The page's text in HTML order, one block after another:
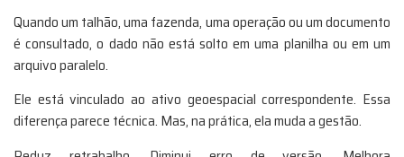
Quando um talhão, uma fazenda, uma operação ou um documento
é consultado, o dado não está solto em uma planilha ou em um
arquivo paralelo.
Ele está vinculado ao ativo geoespacial correspondente. Essa
diferença parece técnica. Mas, na prática, ela muda a gestão.